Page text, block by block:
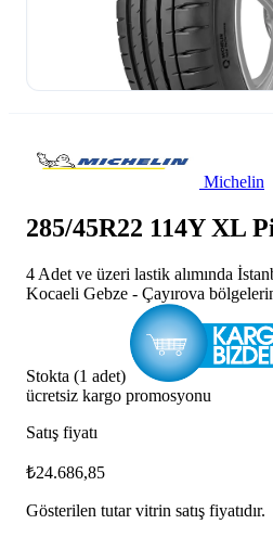
Michelin
285/45R22 114Y XL
4 Adet ve üzeri lastik alımında
Kocaeli Gebze - Çayırova
Stokta (1 adet)
ücretsiz kargo promosyonu
Satış fiyatı
₺24.686,85
Gösterilen tutar vitrin satış fiyatıdır.